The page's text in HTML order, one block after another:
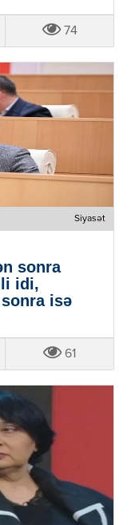
74
Siyasət
sonra
idi,
isə
61